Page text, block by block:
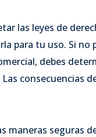
las leyes de
para tu uso. Si
debes
consecuencias
maneras seguras